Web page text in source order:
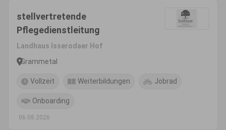
stellvertretende
Pflegedienstleitung
Landhaus Isserodaer Hof
Grammetal
Vollzeit Weiterbildungen Jobrad
Onboarding
06.08.2026